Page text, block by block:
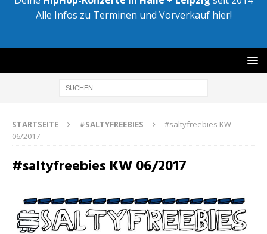
Alle Infos zu Terminen und Vorverkauf hier!
STARTSEITE #SALTYFREEBIES
#saltyfreebies KW
06/2017
#saltyfreebies KW 06/2017